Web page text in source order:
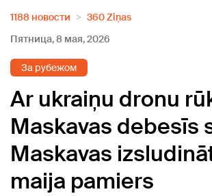
1188 новости
360 Ziņas
Пятница, 8 мая, 2026
За рубежом
Ar ukraiņu dronu
Maskavas debesīs
Maskavas
maija pamiers